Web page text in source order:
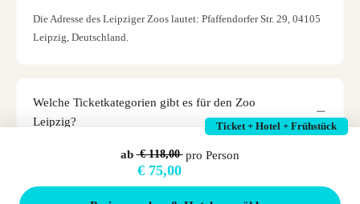
Die Adresse des Leipziger Zoos lautet: Pfaffendorfer Str. 29, 04105
Leipzig, Deutschland.
Welche Ticketkategorien gibt es für den Zoo
Leipzig?
Es gibt folgende Ticketkategorien für den Zoo Leipzig:
Tagesticket, 2-Tage-Ticket sowie 3-Tage-Ticcket für den Zoo
Leipzig.
Ticket + Hotel + Frühstück
ab € 118,00
€ 75,00
pro Person